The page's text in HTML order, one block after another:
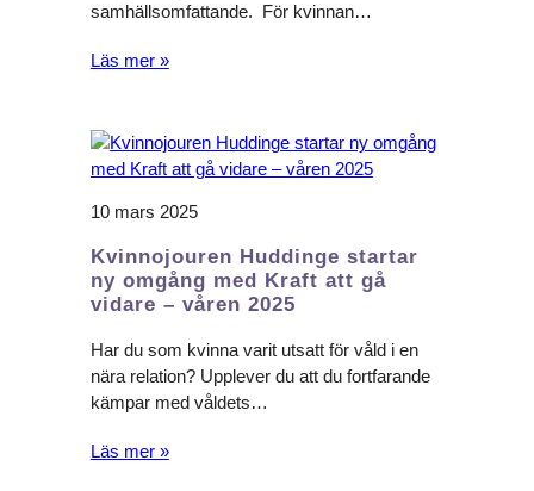
samhällsomfattande. För kvinnan…
Läs mer »
10 mars 2025
Kvinnojouren Huddinge startar
ny omgång med Kraft att gå
vidare – våren 2025
Har du som kvinna varit utsatt för våld i en
nära relation? Upplever du att du fortfarande
kämpar med våldets…
Läs mer »